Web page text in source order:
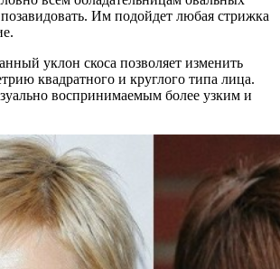
Им подойдет любая стрижка
уклон скоса позволяет изменить
квадратного и круглого типа лица.
воспринимаемым более узким и